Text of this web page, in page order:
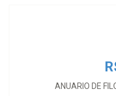
ANUARIO DE